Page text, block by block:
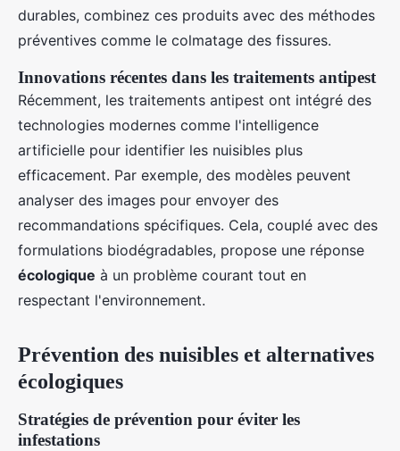
durables, combinez ces produits avec des méthodes
préventives comme le colmatage des fissures.
Innovations récentes dans les traitements antipest
Récemment, les traitements antipest ont intégré des
technologies modernes comme l'intelligence
artificielle pour identifier les nuisibles plus
efficacement. Par exemple, des modèles peuvent
analyser des images pour envoyer des
recommandations spécifiques. Cela, couplé avec des
formulations biodégradables, propose une réponse
écologique à un problème courant tout en
respectant l'environnement.
Prévention des nuisibles et alternatives
écologiques
Stratégies de prévention pour éviter les
infestations